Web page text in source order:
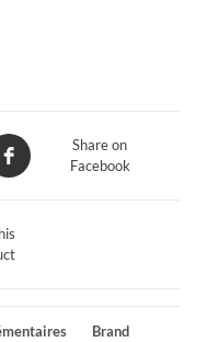
Share on
Facebook
Brand